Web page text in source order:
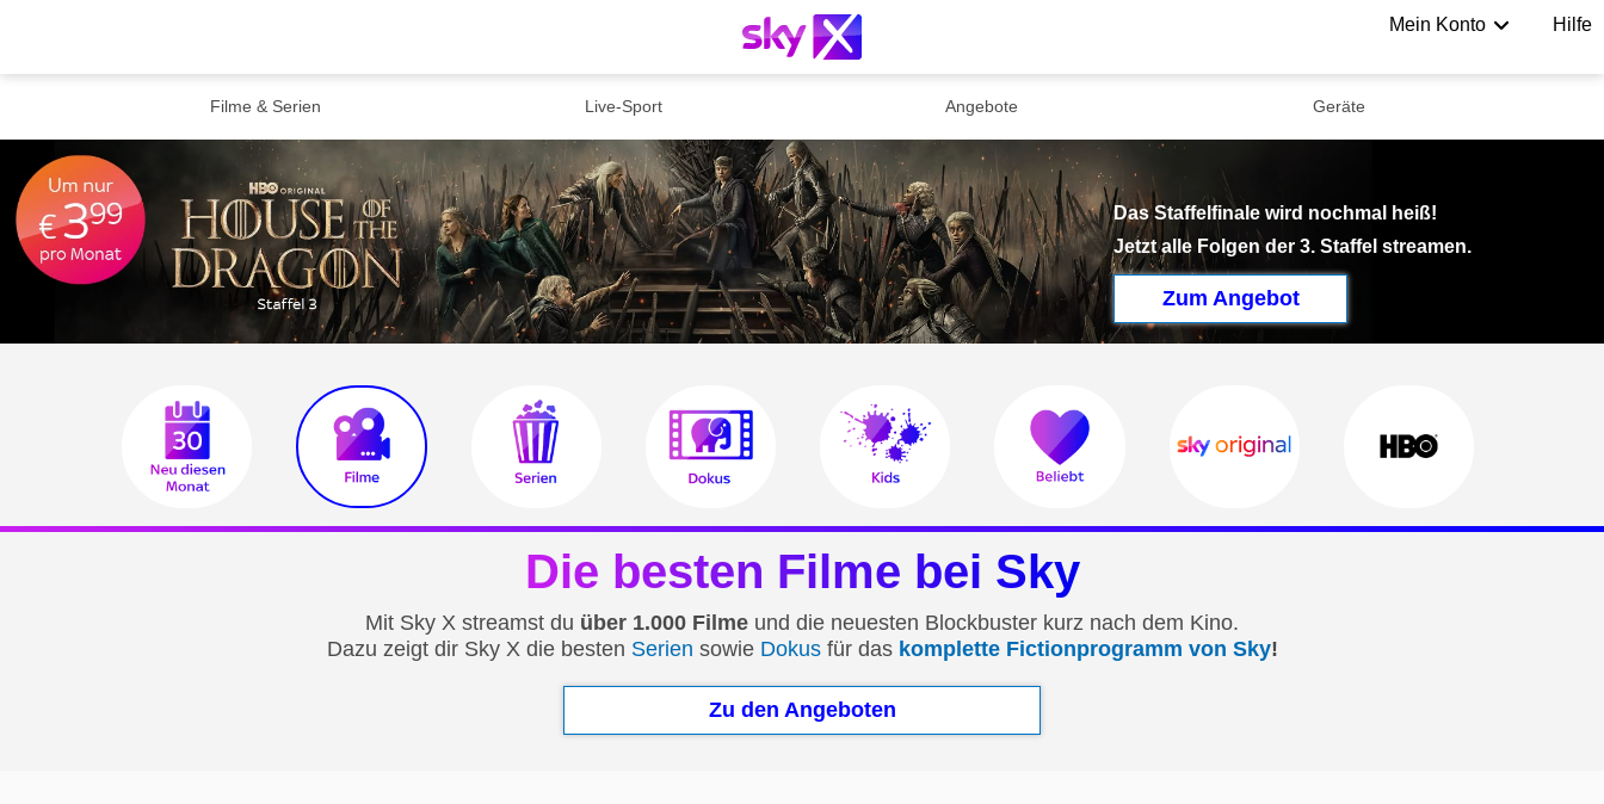
Mein Konto Hilfe
Filme & Serien Live-Sport Angebote Geräte
Das Staffelfinale wird nochmal heiß!
Jetzt alle Folgen der 3. Staffel streamen.
Zum Angebot
Die besten Filme bei Sky
Mit Sky X streamst du über 1.000 Filme und die neuesten Blockbuster kurz nach dem Kino.
Dazu zeigt dir Sky X die besten Serien sowie Dokus für das komplette Fictionprogramm von Sky!
Zu den Angeboten